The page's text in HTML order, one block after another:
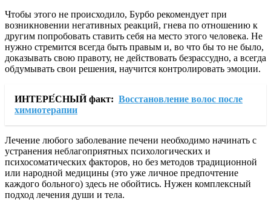
Чтобы этого не происходило, Бурбо рекомендует при
возникновении негативных реакций, гнева по отношению к
другим попробовать ставить себя на место этого человека. Не
нужно стремится всегда быть правым и, во что бы то не было,
доказывать свою правоту, не действовать безрассудно, а всегда
обдумывать свои решения, научится контролировать эмоции.
ИНТЕРЕ́СНЫЙ факт: Восстановление волос после
химиотерапии
Лечение любого заболевание печени необходимо начинать с
устранения неблагоприятных психологических и
психосоматических факторов, но без методов традиционной
или народной медицины (это уже личное предпочтение
каждого больного) здесь не обойтись. Нужен комплексный
подход лечения души и тела.